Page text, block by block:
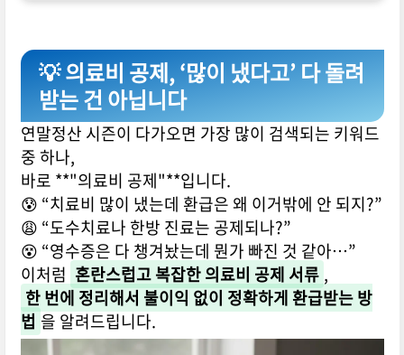
💡 의료비 공제, ‘많이 냈다고’ 다 돌려
받는 건 아닙니다
연말정산 시즌이 다가오면 가장 많이 검색되는 키워드
중 하나,
바로 **"의료비 공제"**입니다.
😰 “치료비 많이 냈는데 환급은 왜 이거밖에 안 되지?”
😩 “도수치료나 한방 진료는 공제되나?”
😵 “영수증은 다 챙겨놨는데 뭔가 빠진 것 같아…”
이처럼 혼란스럽고 복잡한 의료비 공제 서류 ,
한 번에 정리해서 불이익 없이 정확하게 환급받는 방
법 을 알려드립니다.